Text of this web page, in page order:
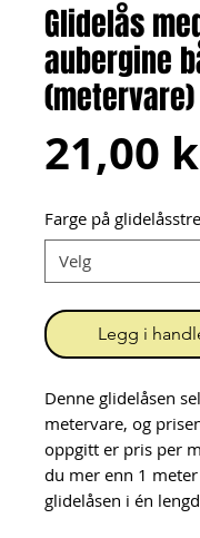
Glidelås
aubergine
21,00
Farge på
Legg i
Denne glidelåsen
metervare, og
oppgitt er pris per
du mer enn 1
glidelåsen i én